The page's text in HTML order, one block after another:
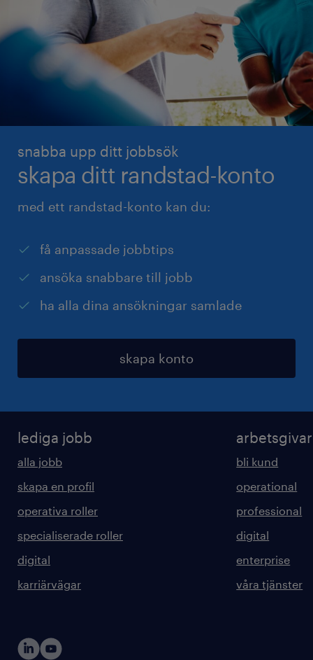
snabba upp ditt jobbsök
skapa ditt randstad-konto
med ett randstad-konto kan du:
få anpassade jobbtips
ansöka snabbare till jobb
ha alla dina ansökningar samlade
skapa konto
lediga jobb
alla jobb
skapa en profil
operativa roller
specialiserade roller
digital
karriärvägar
bli kund
operational
professional
digital
enterprise
våra tjänster